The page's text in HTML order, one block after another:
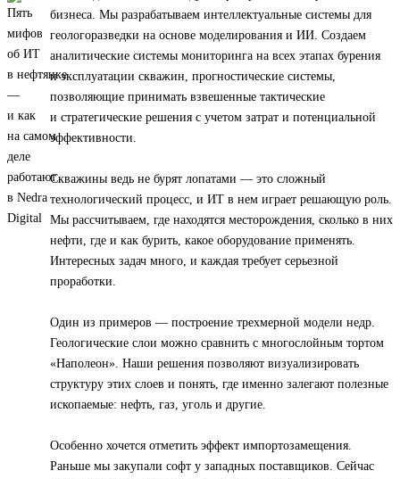
бизнеса. Мы разрабатываем интеллектуальные системы для
геологоразведки на основе моделирования и ИИ. Создаем
аналитические системы мониторинга на всех этапах бурения
и эксплуатации скважин, прогностические системы,
позволяющие принимать взвешенные тактические
и стратегические решения с учетом затрат и потенциальной
эффективности.
Скважины ведь не бурят лопатами — это сложный
технологический процесс, и ИТ в нем играет решающую роль.
Мы рассчитываем, где находятся месторождения, сколько в них
нефти, где и как бурить, какое оборудование применять.
Интересных задач много, и каждая требует серьезной
проработки.
Один из примеров — построение трехмерной модели недр.
Геологические слои можно сравнить с многослойным тортом
«Наполеон». Наши решения позволяют визуализировать
структуру этих слоев и понять, где именно залегают полезные
ископаемые: нефть, газ, уголь и другие.
Особенно хочется отметить эффект импортозамещения.
Раньше мы закупали софт у западных поставщиков. Сейчас